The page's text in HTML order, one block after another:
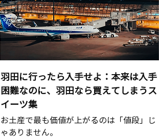
羽田に行ったら入手せよ：本来は入手
困難なのに、羽田なら買えてしまうス
イーツ集
お土産で最も価値が上がるのは「値段」じ
ゃありません。